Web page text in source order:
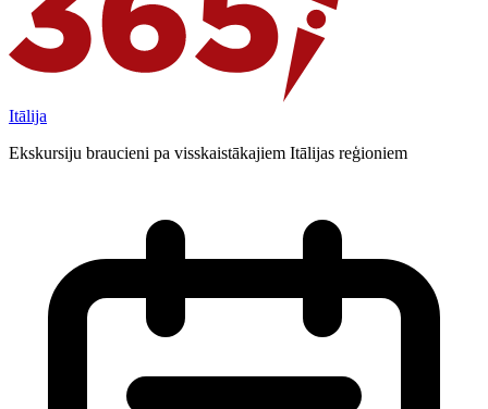
Itālija
Ekskursiju braucieni pa visskaistākajiem Itālijas reģioniem